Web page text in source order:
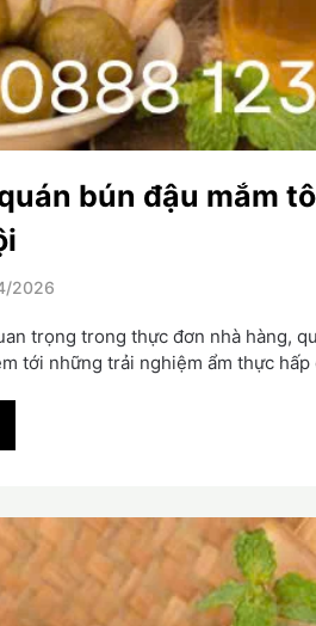
bún đậu mắm
2026
trọng trong thực đơn nhà hàng,
tới những trải nghiệm ẩm thực hấp